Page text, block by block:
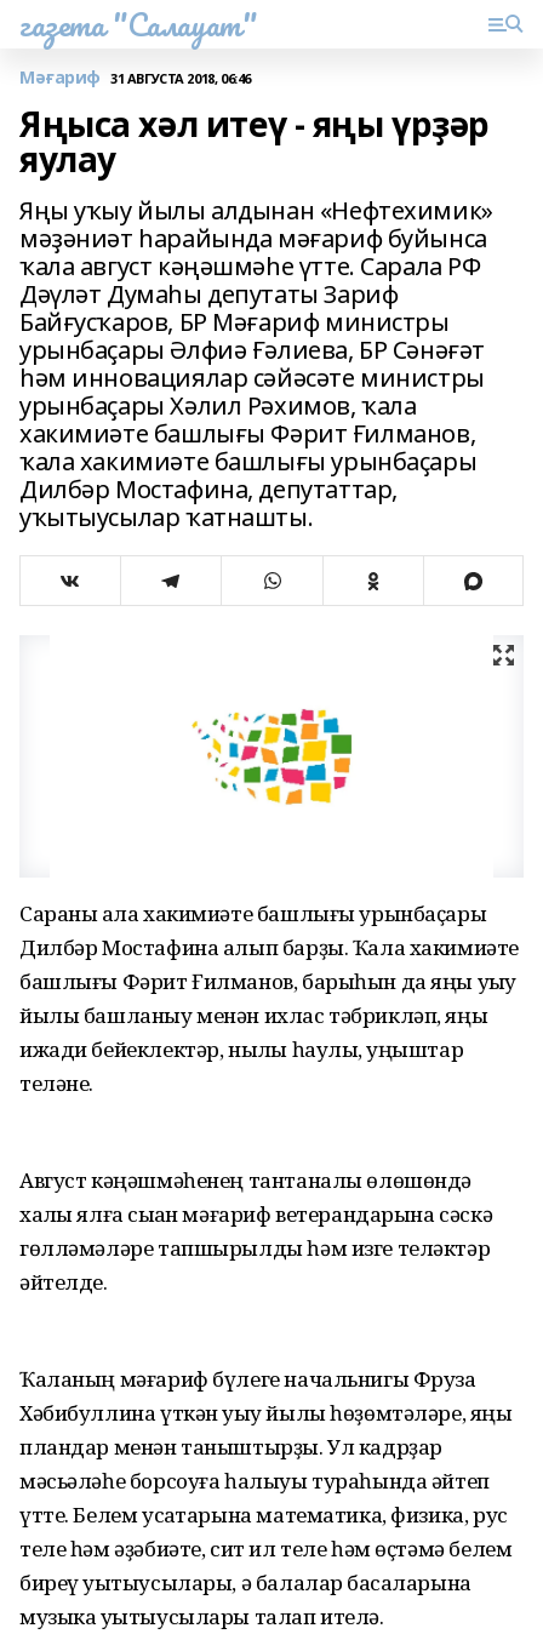
газета "Салауат"
Мәғариф 31 АВГУСТА 2018, 06:46
Яңыса хәл итеү - яңы үрҙәр
яулау
Яңы уҡыу йылы алдынан «Нефтехимик»
мәҙәниәт һарайында мәғариф буйынса
ҡала август кәңәшмәһе үтте. Сарала РФ
Дәүләт Думаһы депутаты Зариф
Байғусҡаров, БР Мәғариф министры
урынбаҫары Әлфиә Ғәлиева, БР Сәнәғәт
һәм инновациялар сәйәсәте министры
урынбаҫары Хәлил Рәхимов, ҡала
хакимиәте башлығы Фәрит Ғилманов,
ҡала хакимиәте башлығы урынбаҫары
Дилбәр Мостафина, депутаттар,
уҡытыусылар ҡатнашты.
Сараны ҡала хакимиәте башлығы урынбаҫары
Дилбәр Мостафина алып барҙы. Ҡала хакимиәте
башлығы Фәрит Ғилманов, барыһын да яңы уҡыу
йылы башланыу менән ихлас тәбрикләп, яңы
ижади бейеклектәр, ныҡлы һаулыҡ, уңыштар
теләне.
Август кәңәшмәһенең тантаналы өлөшөндә
хаҡлы ялға сыҡҡан мәғариф ветерандарына сәскә
гөлләмәләре тапшырылды һәм изге теләктәр
әйтелде.
Ҡаланың мәғариф бүлеге начальнигы Фруза
Хәбибуллина үткән уҡыу йылы һөҙөмтәләре, яңы
пландар менән таныштырҙы. Ул кадрҙар
мәсьәләһе борсоуға һалыуы тураһында әйтеп
үтте. Белем усаҡтарына математика, физика, рус
теле һәм әҙәбиәте, сит ил теле һәм өҫтәмә белем
биреү уҡытыусылары, ә балалар баҡсаларына
музыка уҡытыусылары талап ителә.